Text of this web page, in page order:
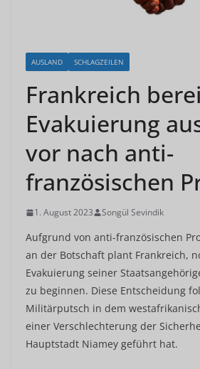
AUSLAND SCHLAGZEILEN
Frankreich
Evakuierung
vor nach anti-
französischen
1. August 2023 Songül Sevindik
Aufgrund von anti-französischen
an der Botschaft plant Frankreich,
Evakuierung seiner
zu beginnen. Diese Entscheidung
Militärputsch in dem
einer Verschlechterung der
Hauptstadt Niamey geführt hat.